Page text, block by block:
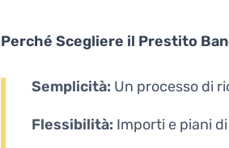
Perché Scegliere il Prestito
Semplicità: Un processo di
Flessibilità: Importi e piani